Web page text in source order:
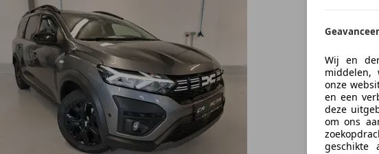
Wij en
middelen,
onze
en een
deze
om ons